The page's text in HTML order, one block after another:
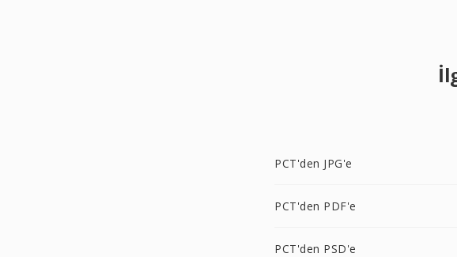
PCT'den JPG'e
PCT'den PDF'e
PCT'den PSD'e